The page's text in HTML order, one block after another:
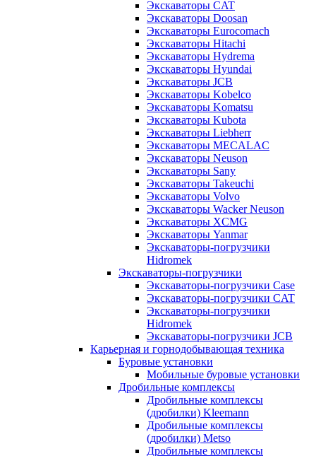
Экскаваторы CAT
Экскаваторы Doosan
Экскаваторы Eurocomach
Экскаваторы Hitachi
Экскаваторы Hydrema
Экскаваторы Hyundai
Экскаваторы JCB
Экскаваторы Kobelco
Экскаваторы Komatsu
Экскаваторы Kubota
Экскаваторы Liebherr
Экскаваторы MECALAC
Экскаваторы Neuson
Экскаваторы Sany
Экскаваторы Takeuchi
Экскаваторы Volvo
Экскаваторы Wacker Neuson
Экскаваторы XCMG
Экскаваторы Yanmar
Экскаваторы-погрузчики
Hidromek
Экскаваторы-погрузчики
Экскаваторы-погрузчики Case
Экскаваторы-погрузчики CAT
Экскаваторы-погрузчики
Hidromek
Экскаваторы-погрузчики JCB
Карьерная и горнодобывающая техника
Буровые установки
Мобильные буровые установки
Дробильные комплексы
Дробильные комплексы
(дробилки) Kleemann
Дробильные комплексы
(дробилки) Metso
Дробильные комплексы